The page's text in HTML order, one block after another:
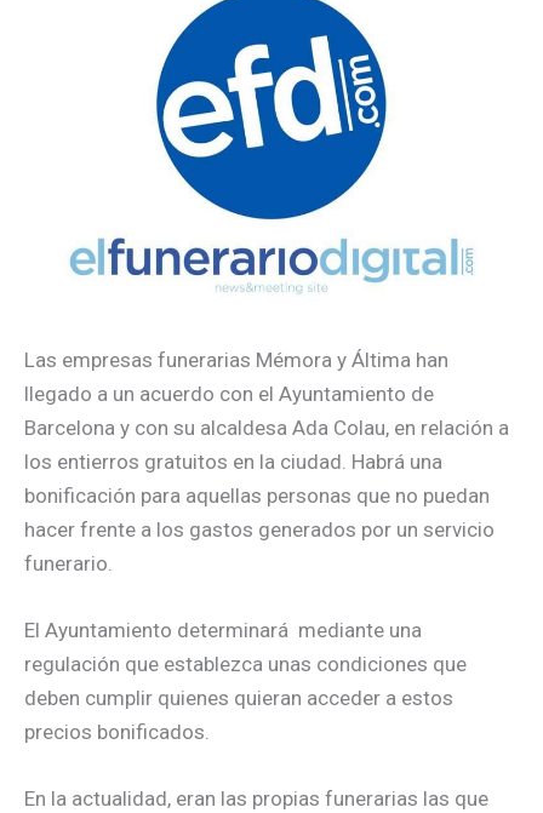
Las empresas funerarias Mémora y Áltima han
llegado a un acuerdo con el Ayuntamiento de
Barcelona y con su alcaldesa Ada Colau, en relación a
los entierros gratuitos en la ciudad. Habrá una
bonificación para aquellas personas que no puedan
hacer frente a los gastos generados por un servicio
funerario.
El Ayuntamiento determinará mediante una
regulación que establezca unas condiciones que
deben cumplir quienes quieran acceder a estos
precios bonificados.
En la actualidad, eran las propias funerarias las que